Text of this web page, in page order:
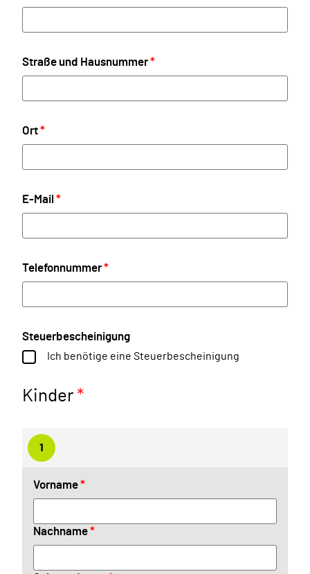
Straße und Hausnummer*
Ort*
E-Mail *
Telefonnummer*
Steuerbescheinigung
Ich benötige eine Steuerbescheinigung
Kinder *
1
Vorname*
Nachname*
Soll in Jahrgang